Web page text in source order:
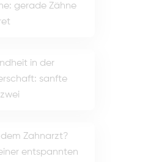
gerade Zähne
in der
sanfte
Zahnarzt?
entspannten